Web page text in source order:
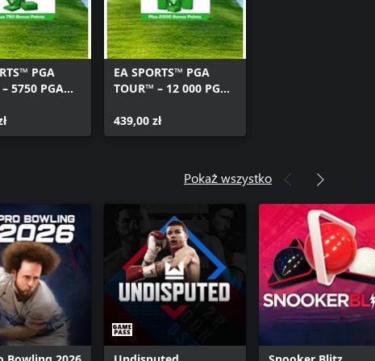
PGA
5750 PGA
EA SPORTS™ PGA
TOUR™ – 12 000 PGA
439,00 zł
Pokaż wszystko